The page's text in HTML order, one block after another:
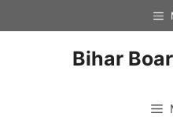
to
Bihar